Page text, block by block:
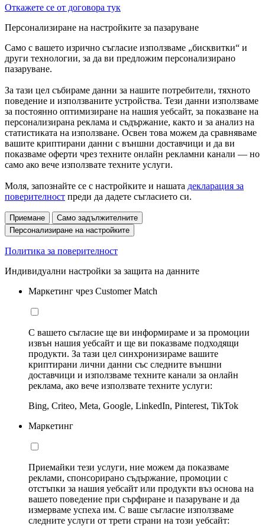
Откажете се от договора тук
Персонализиране на настройките за пазаруване
Само с вашето изрично съгласие използваме „бисквитки“ и
други технологии, за да ви предложим персонализирано
пазаруване.
За тази цел събираме данни за нашите потребители, тяхното
поведение и използваните устройства. Тези данни използваме
за постоянно оптимизиране на нашия уебсайт, за показване на
персонализирана реклама и съдържание, както и за анализ на
статистиката на използване. Освен това можем да сравняваме
вашите криптирани данни с външни доставчици и да ви
показваме оферти чрез техните онлайн рекламни канали — но
само ако вече използвате техните услуги.
Моля, запознайте се с настройките и нашата декларация за
поверителност преди да дадете съгласието си.
Приемане
Само задължителните
Персонализиране на настройките
Политика за поверителност
Индивидуални настройки за защита на данните
Маркетинг чрез Customer Match
С вашето съгласие ще ви информираме и за промоции
извън нашия уебсайт и ще ви показваме подходящи
продукти. За тази цел синхронизираме вашите
криптирани лични данни със следните външни
доставчици и използваме техните канали за онлайн
реклама, ако вече използвате техните услуги:
Bing, Criteo, Meta, Google, LinkedIn, Pinterest, TikTok
Маркетинг
Приемайки тези услуги, ние можем да показваме
реклами, спонсорирано съдържание, промоции с
отстъпки за нашия уебсайт или продукти въз основа на
вашето поведение при сърфиране и пазаруване и да
измерваме успеха им. С ваше съгласие използваме
следните услуги от трети страни на този уебсайт: